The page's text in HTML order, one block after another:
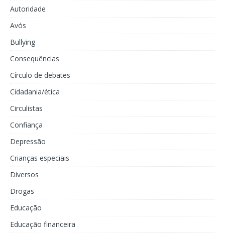
Autoridade
Avós
Bullying
Consequências
Círculo de debates
Cidadania/ética
Circulistas
Confiança
Depressão
Crianças especiais
Diversos
Drogas
Educação
Educação financeira